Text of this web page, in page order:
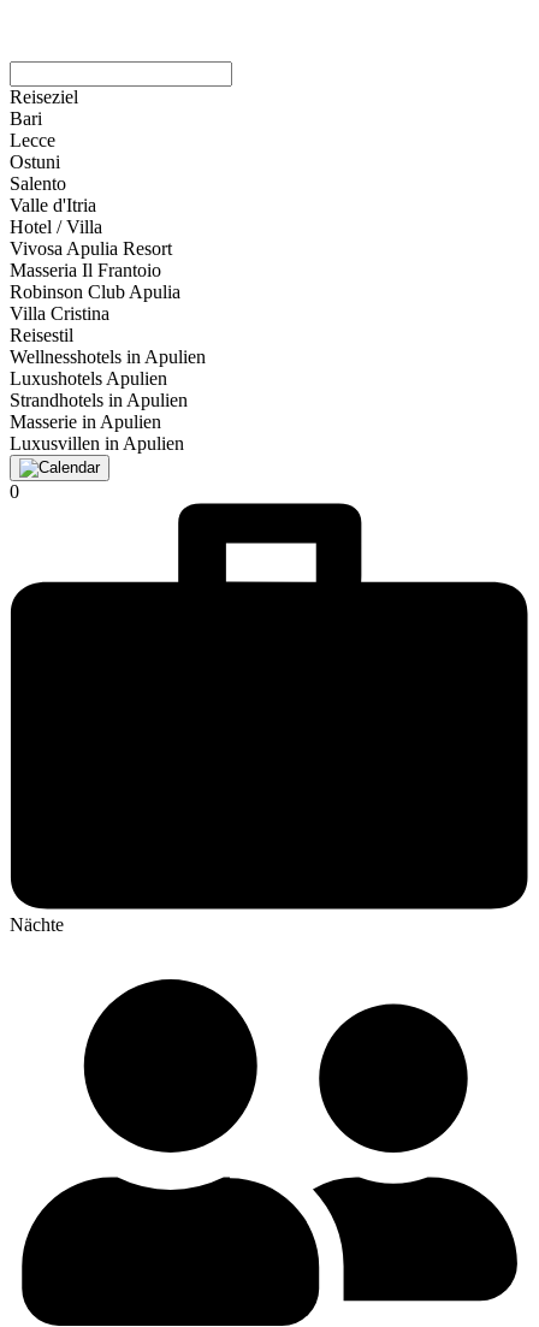
Reiseziel
Bari
Lecce
Ostuni
Salento
Valle d'Itria
Hotel / Villa
Vivosa Apulia Resort
Masseria Il Frantoio
Robinson Club Apulia
Villa Cristina
Reisestil
Wellnesshotels in Apulien
Luxushotels Apulien
Strandhotels in Apulien
Masserie in Apulien
Luxusvillen in Apulien
0
Nächte